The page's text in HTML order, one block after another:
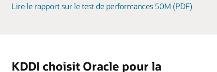
Lire le rapport sur le test de performances 50M (PDF)
KDDI choisit Oracle pour la